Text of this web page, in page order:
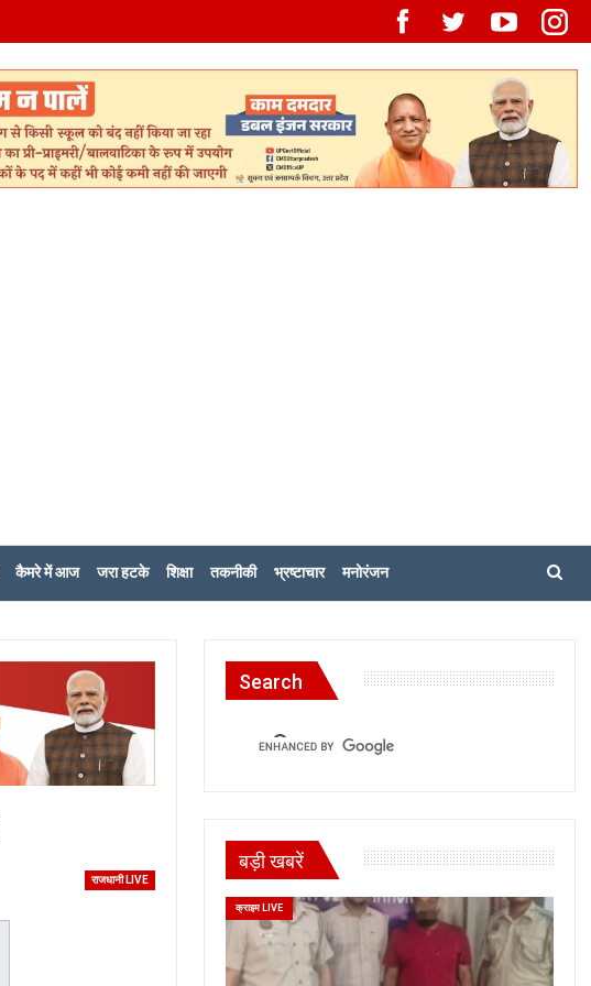
कैमरे में आज जरा हटके शिक्षा तकनीकी भ्रष्टाचार मनोरंजन
राजधानी LIVE
Search
बड़ी खबरें
क्राइम LIVE